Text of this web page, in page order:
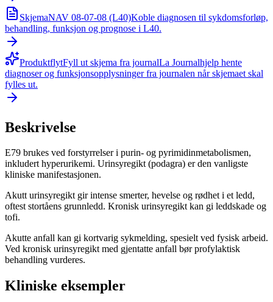
SkjemaNAV 08-07-08 (L40)Koble diagnosen til sykdomsforløp,
behandling, funksjon og prognose i L40.
ProduktflytFyll ut skjema fra journalLa Journalhjelp hente
diagnoser og funksjonsopplysninger fra journalen når skjemaet skal
fylles ut.
Beskrivelse
E79 brukes ved forstyrrelser i purin- og pyrimidinmetabolismen,
inkludert hyperurikemi. Urinsyregikt (podagra) er den vanligste
kliniske manifestasjonen.
Akutt urinsyregikt gir intense smerter, hevelse og rødhet i et ledd,
oftest stortåens grunnledd. Kronisk urinsyregikt kan gi leddskade og
tofi.
Akutte anfall kan gi kortvarig sykmelding, spesielt ved fysisk arbeid.
Ved kronisk urinsyregikt med gjentatte anfall bør profylaktisk
behandling vurderes.
Kliniske eksempler